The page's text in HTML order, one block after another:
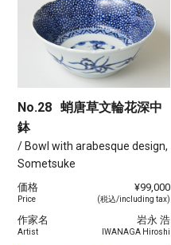
No.28 蛸唐草文輪花深中
鉢
/ Bowl with arabesque design,
Sometsuke
価格
Price
¥99,000
(税込/including tax)
作家名
Artist
岩永 浩
IWANAGA Hiroshi